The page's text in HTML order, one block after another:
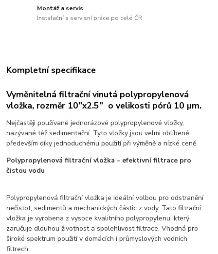
Montáž a servis
Instalační a servisní práce po celé ČR
Kompletní specifikace
Vyměnitelná filtrační vinutá polypropylenová
vložka, rozměr 10”x2.5” o velikosti pórů 10 µm.
Nejčastěji používané jednorázové polypropylenové vložky,
nazývané též sedimentační. Tyto vložky jsou velmi oblíbené
především díky jednoduchému použití při výměně a nízké ceně.
Polypropylenová filtrační vložka – efektivní filtrace pro
čistou vodu
Polypropylenová filtrační vložka je ideální volbou pro odstranění
nečistot, sedimentů a mechanických částic z vody. Tato filtrační
vložka je vyrobena z vysoce kvalitního polypropylenu, který
zaručuje dlouhou životnost a spolehlivost filtrace. Vhodná pro
široké spektrum použití v domácích i průmyslových vodních
filtrech.